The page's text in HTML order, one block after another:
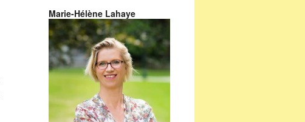
Marie-Hélène Lahaye